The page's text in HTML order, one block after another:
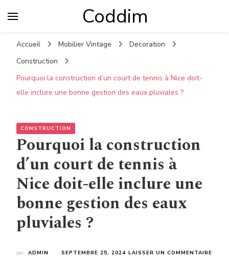
Coddim
Accueil Mobilier Vintage
Decoration
Construction
Pourquoi la construction d’un court de tennis à Nice doit-
elle inclure une bonne gestion des eaux pluviales ?
CONSTRUCTION
Pourquoi la construction
d’un court de tennis à
Nice doit-elle inclure une
bonne gestion des eaux
pluviales ?
par ADMIN SEPTEMBRE 25, 2024 LAISSER UN COMMENTAIRE